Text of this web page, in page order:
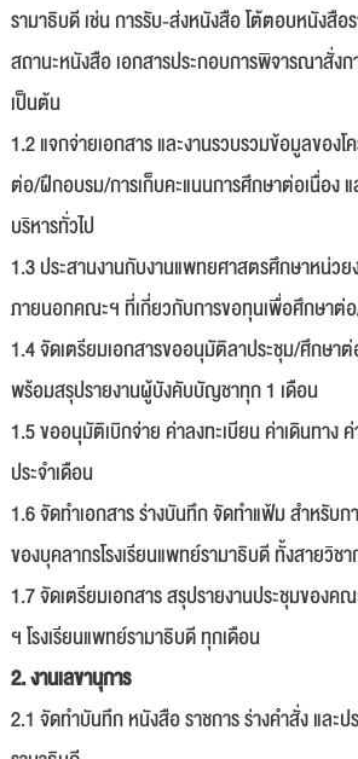
รามาธิบดี เช่น การรับ-ส่งหนังสือ โต้ตอบหนังสือ
สถานะหนังสือ เอกสารประกอบการพิจารณาสั่ง
เป็นต้น
1.2 แจกจ่ายเอกสาร และงานรวบรวมข้อมูลของ
ต่อ/ฝึกอบรม/การเก็บคะแนนการศึกษาต่อเนื่อง
บริหารทั่วไป
1.3 ประสานงานกับงานแพทยศาสตรศึกษาหน่ว
ภายนอกคณะฯ ที่เกี่ยวกับการขอทุนเพื่อศึกษาต่
1.4 จัดเตรียมเอกสารขออนุมัติลาประชุม/ศึกษา
พร้อมสรุปรายงานผู้บังคับบัญชาทุก 1 เดือน
1.5 ขออนุมัติเบิกจ่าย ค่าลงทะเบียน ค่าเดินทาง
ประจำเดือน
1.6 จัดทำเอกสาร ร่างบันทึก จัดทำแฟ้ม สำหรับก
ของบุคลากรโรงเรียนแพทย์รามาธิบดี ทั้งสายวิช
1.7 จัดเตรียมเอกสาร สรุปรายงานประชุมของ
ฯ โรงเรียนแพทย์รามาธิบดี ทุกเดือน
2. งานเลขานุการ
2.1 จัดทำบันทึก หนังสือ ราชการ ร่างคำสั่ง และป